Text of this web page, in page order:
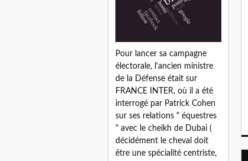
Pour lancer sa campagne
électorale, l'ancien ministre
de la Défense était sur
FRANCE INTER, où il a été
interrogé par Patrick Cohen
sur ses relations " équestres
" avec le cheikh de Dubai (
décidément le cheval doit
être une spécialité centriste,